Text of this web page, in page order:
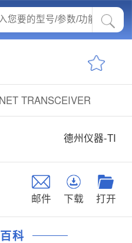
TRANSCEIVER
德州仪器-TI
邮件 下载 打开
科